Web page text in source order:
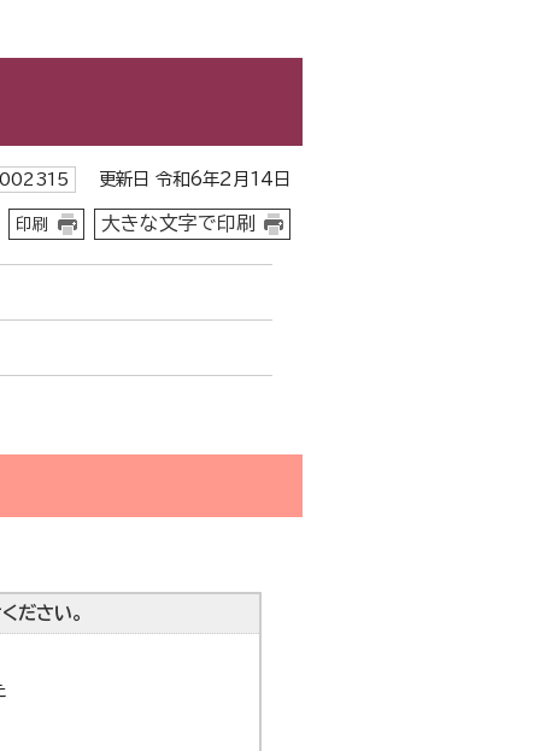
更新日 令和6年2月14日
印刷 大きな文字で印刷
ださい。